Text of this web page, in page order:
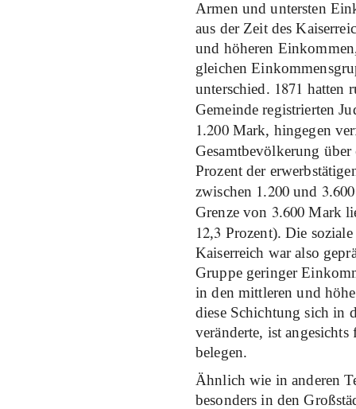
Armen und untersten
aus der Zeit des
und höheren
gleichen
unterschied. 1871 hatten
Gemeinde registrierten
1.200Mark, hingegen
Gesamtbevölkerung
Prozent der
zwischen 1.200 und 3.600
Grenze von 3.600 Mark
12,3 Prozent). Die
Kaiserreich war also
Gruppe geringer
in den mittleren und
diese Schichtung sich in
veränderte, ist
belegen.
Ähnlich wie in anderen
besonders in den